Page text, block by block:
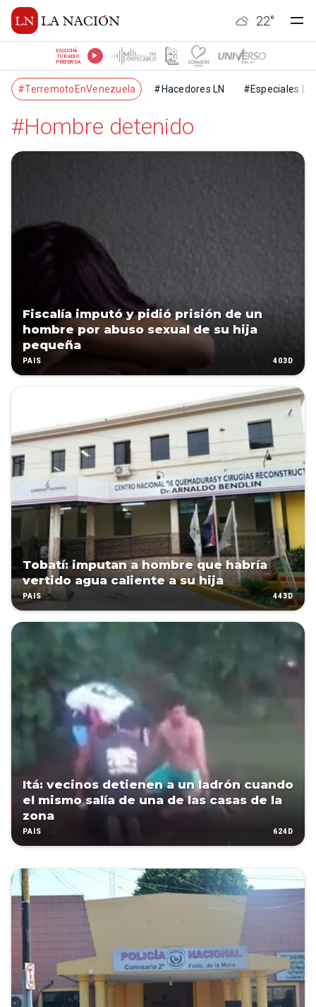
22°
ESCUCHÁ
TU RADIO
PREFERIDA
#TerremotoEnVenezuela #Hacedores LN #Especiales LN
#Hombre detenido
Fiscalía imputó y pidió prisión de un
hombre por abuso sexual de su hija
pequeña
PAÍS 403D
Tobatí: imputan a hombre que habría
vertido agua caliente a su hija
PAÍS 443D
Itá: vecinos detienen a un ladrón cuando
el mismo salía de una de las casas de la
zona
PAÍS 624D